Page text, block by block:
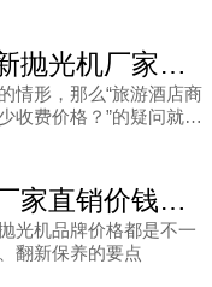
旅游酒店商用翻新抛光机厂家直销多少收费价格？
情形，那么“旅游酒店商
收费价格？”的疑问就不
打磨抛光机批发厂家直销价钱多少？
光机品牌价格都是不一
翻新保养的要点